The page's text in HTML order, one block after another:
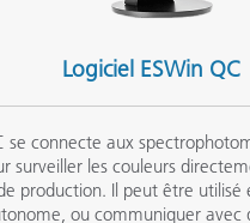
Logiciel ESWin QC
se connecte aux
surveiller les couleurs
production. Il peut être utilisé
ou communiquer avec